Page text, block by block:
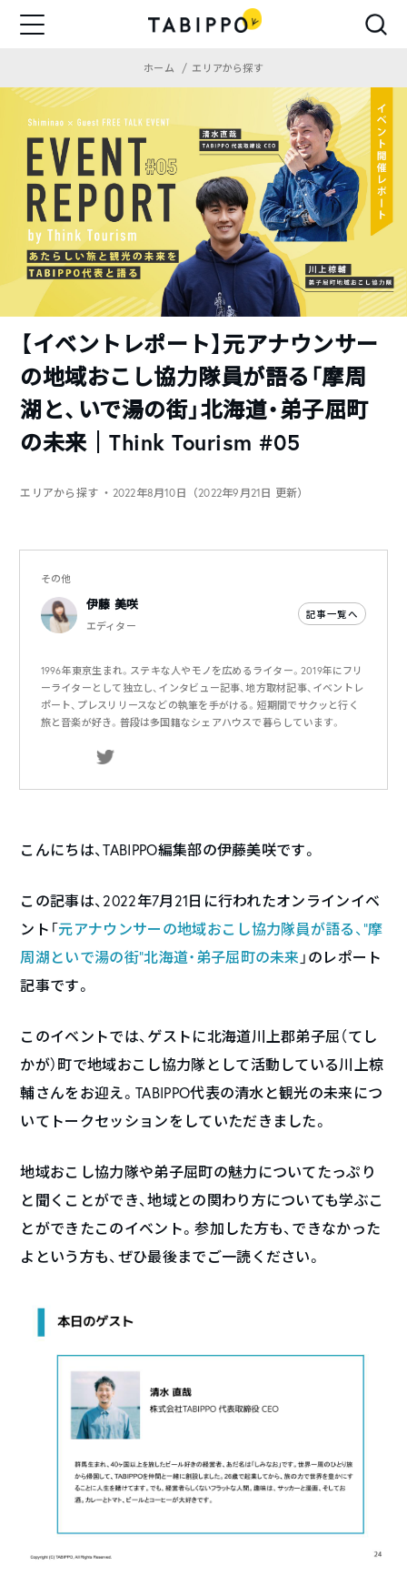
ホーム エリアから探す
【イベントレポート】元アナウンサー
の地域おこし協力隊員が語る「摩周
湖と、いで湯の街」北海道・弟子屈町
の未来｜Think Tourism #05
エリアから探す ・2022年8月10日（2022年9月21日 更新）
その他
伊藤 美咲
エディター
記事一覧へ
1996年東京生まれ。ステキな人やモノを広めるライター。2019年にフリ
ーライターとして独立し、インタビュー記事、地方取材記事、イベントレ
ポート、プレスリリースなどの執筆を手がける。短期間でサクッと行く
旅と音楽が好き。普段は多国籍なシェアハウスで暮らしています。
こんにちは、TABIPPO編集部の伊藤美咲です。
この記事は、2022年7月21日に行われたオンラインイベ
ント「元アナウンサーの地域おこし協力隊員が語る、”摩
周湖といで湯の街”北海道・弟子屈町の未来 」のレポート
記事です。
このイベントでは、ゲストに北海道川上郡弟子屈（てし
かが）町で地域おこし協力隊として活動している川上椋
輔さんをお迎え。TABIPPO代表の清水と観光の未来につ
いてトークセッションをしていただきました。
地域おこし協力隊や弟子屈町の魅力についてたっぷり
と聞くことができ、地域との関わり方についても学ぶこ
とができたこのイベント。参加した方も、できなかった
よという方も、ぜひ最後までご一読ください。